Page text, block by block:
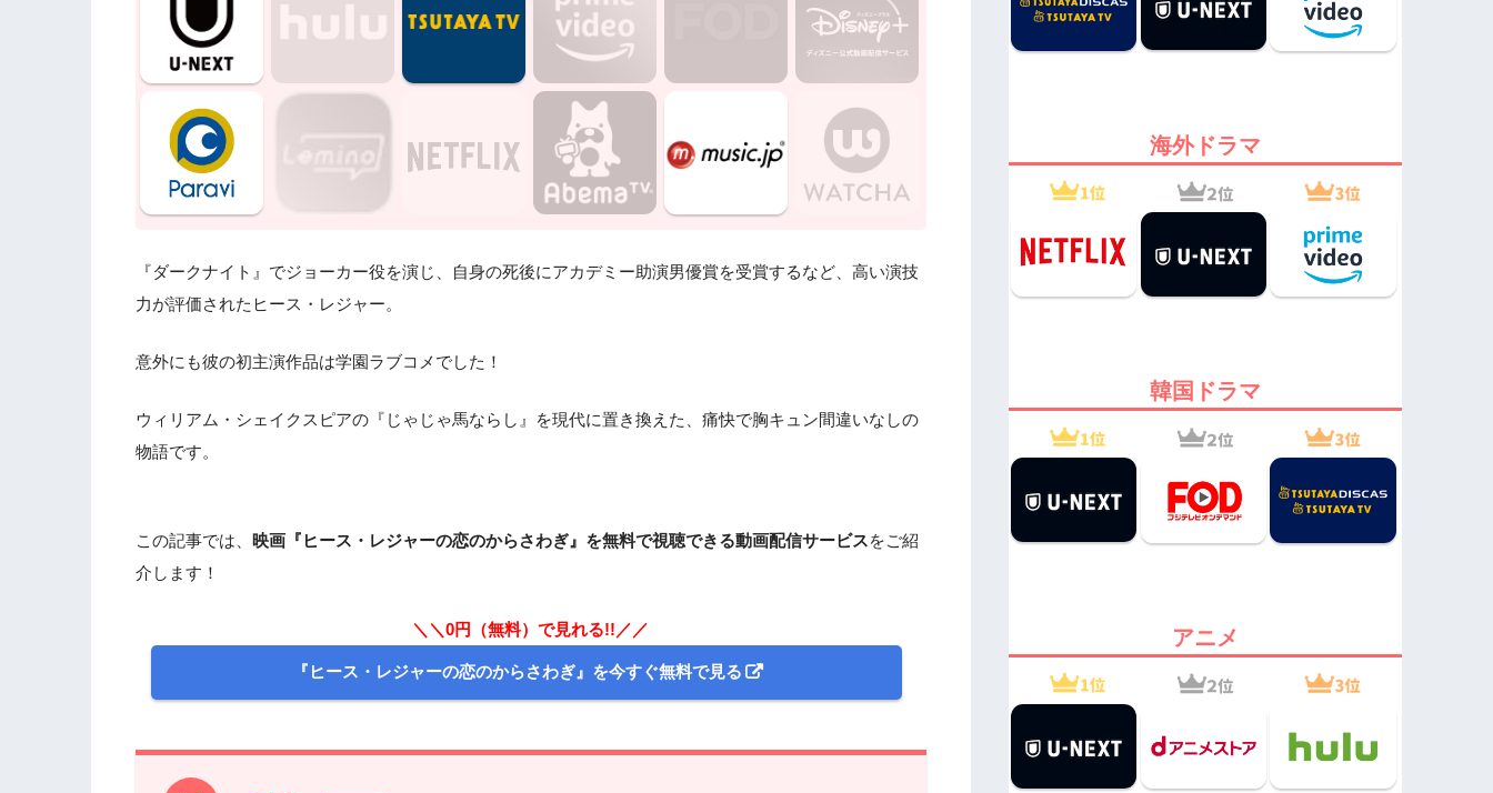
『ダークナイト』でジョーカー役を演じ、自身の死後にアカデミー助演男優賞を受賞するなど、高い演技
力が評価されたヒース・レジャー。
意外にも彼の初主演作品は学園ラブコメでした！
ウィリアム・シェイクスピアの『じゃじゃ馬ならし』を現代に置き換えた、痛快で胸キュン間違いなしの
物語です。
この記事では、 映画『ヒース・レジャーの恋のからさわぎ』を無料で視聴できる動画配信サービスをご紹
介します！
＼＼0円（無料）で見れる!!／／
『ヒース・レジャーの恋のからさわぎ』を今すぐ無料で見る
海外ドラマ
韓国ドラマ
アニメ